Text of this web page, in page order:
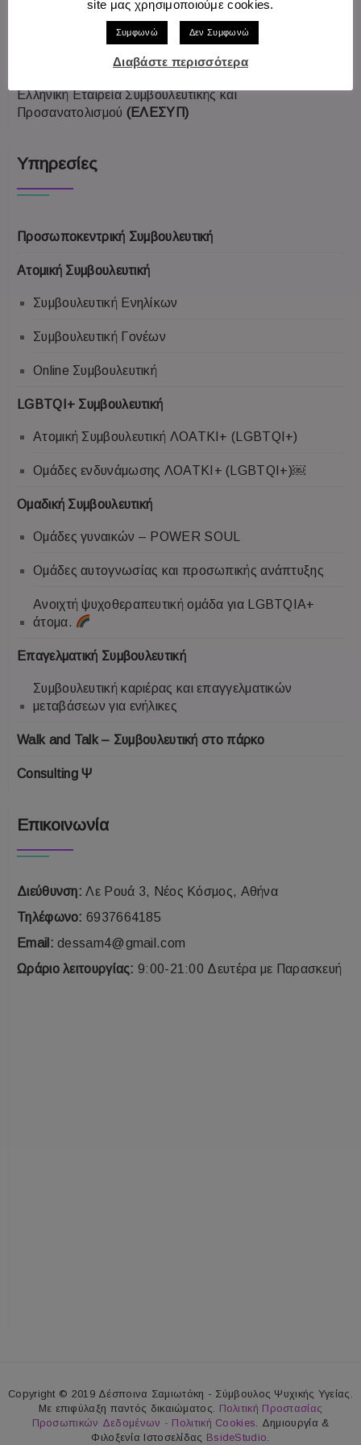
Παγκόσμιος Οργανισμός Προσωποκεντρικής και
Βιωματικής Ψυχοθεραπείας και Συμβουλευτικής
Ελληνική Εταιρεία Συμβουλευτικής και
Προσανατολισμού (ΕΛΕΣΥΠ)
Υπηρεσίες
Προσωποκεντρική Συμβουλευτική
Aτομική Συμβουλευτική
Συμβουλευτική Ενηλίκων
Συμβουλευτική Γονέων
Online Συμβουλευτική
LGBTQI+ Συμβουλευτική
Ατομική Συμβουλευτική ΛΟΑΤΚΙ+ (LGBTQI+)
Ομάδες ενδυνάμωσης ΛΟΑΤΚΙ+ (LGBTQI+)￼
Ομαδική Συμβουλευτική
Ομάδες γυναικών – POWER SOUL
Ομάδες αυτογνωσίας και προσωπικής ανάπτυξης
Ανοιχτή ψυχοθεραπευτική ομάδα για LGBTQIA+
άτομα.
Επαγελματική Συμβουλευτική
Συμβουλευτική καριέρας και επαγγελματικών
μεταβάσεων για ενήλικες
Walk and Talk – Συμβουλευτική στο πάρκο
Consulting Ψ
Επικοινωνία
Διεύθυνση: Λε Ρουά 3, Νέος Κόσμος, Αθήνα
Τηλέφωνο: 6937664185
Email: dessam4@gmail.com
Ωράριο λειτουργίας: 9:00-21:00 Δευτέρα με Παρασκευή
Copyright © 2019 Δέσποινα Σαμιωτάκη - Σύμβουλος Ψυχικής Υγείας.
Με επιφύλαξη παντός δικαιώματος. Πολιτική Προστασίας
Προσωπικών Δεδομένων - Πολιτική Cookies . Δημιουργία &
Φιλοξενία Ιστοσελίδας BsideStudio
site μας χρησιμοποιούμε cookies.
Συμφωνώ Δεν Συμφωνώ
Διαβάστε περισσότερα